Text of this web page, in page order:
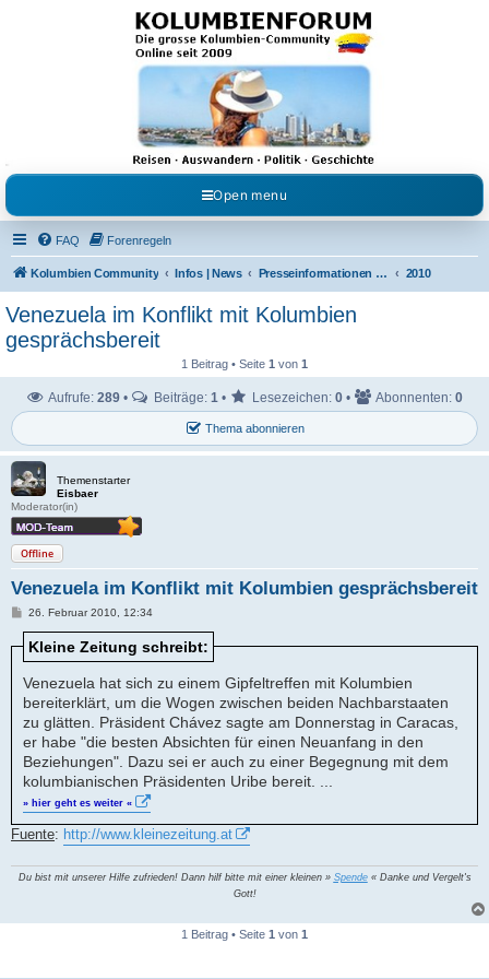
Kolumbienforum - Das
grosse Forum der
Freunde Kolumbiens
Reisen, Auswandern, Kultur, Politik, Geschichte und Visum in Kolumbien und Venezuela.
Austausch, Erfahrungen und Gemeinschaft im Kolumbienforum
Open menu
FAQ Forenregeln
Kolumbien Community Infos | News Presseinformationen & Neuigkeiten 2010
Venezuela im Konflikt mit Kolumbien
gesprächsbereit
1 Beitrag • Seite 1 von 1
Thema abonnieren
Aufrufe: 289 • Beiträge: 1 • Lesezeichen: 0 • Abonnenten: 0
Themenstarter
Eisbaer
Moderator(in)
Offline
Venezuela im Konflikt mit Kolumbien gesprächsbereit
B
r
a
g
26. Februar 2010, 12:34
Kleine Zeitung schreibt:
Venezuela hat sich zu einem Gipfeltreffen mit Kolumbien
bereiterklärt, um die Wogen zwischen beiden Nachbarstaaten
zu glätten. Präsident Chávez sagte am Donnerstag in Caracas,
er habe "die besten Absichten für einen Neuanfang in den
Beziehungen". Dazu sei er auch zu einer Begegnung mit dem
kolumbianischen Präsidenten Uribe bereit. ...
» hier geht es weiter «
Fuente: http://www.kleinezeitung.at
Du bist mit unserer Hilfe zufrieden! Dann hilf bitte mit einer kleinen » Spende« Danke und Vergelt's
Gott!
1 Beitrag • Seite 1 von 1